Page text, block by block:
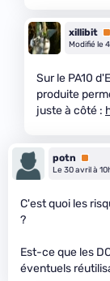
xillibit
Modifié le
Sur le PA10
produite
juste à côté :
potn
Premium
Le 30 avril à
C'est quoi les
?
Est-ce que les
éventuels